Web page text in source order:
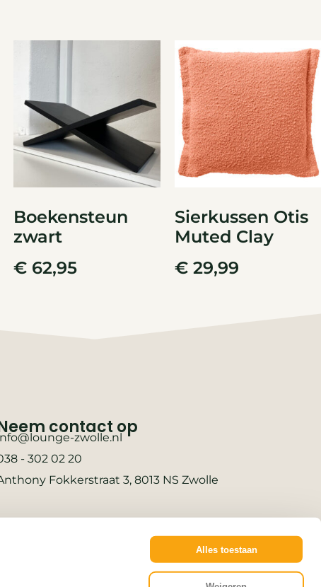
Alles toestaan
Boekensteun
zwart
€ 62,95
Sierkussen Otis
Muted Clay
€29,99
contact op
zwolle.nl
- 302 02 20
Fokkerstraat 3, 8013 NS Zwolle